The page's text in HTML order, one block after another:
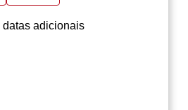
datas adicionais